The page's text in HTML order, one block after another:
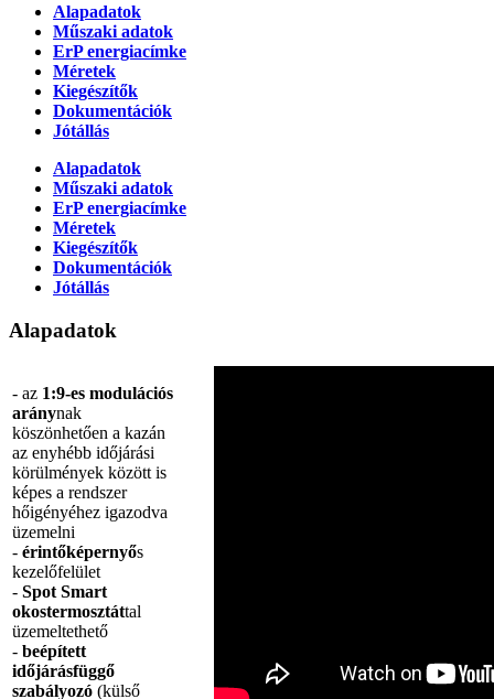
Alapadatok
Műszaki adatok
ErP energiacímke
Méretek
Kiegészítők
Dokumentációk
Jótállás
Alapadatok
Műszaki adatok
ErP energiacímke
Méretek
Kiegészítők
Dokumentációk
Jótállás
Alapadatok
- az 1:9-es modulációs
aránynak
köszönhetően a kazán
az enyhébb időjárási
körülmények között is
képes a rendszer
hőigényéhez igazodva
üzemelni
- érintőképernyős
kezelőfelület
- Spot Smart
okostermosztáttal
üzemeltethető
- beépített
időjárásfüggő
szabályozó (külső